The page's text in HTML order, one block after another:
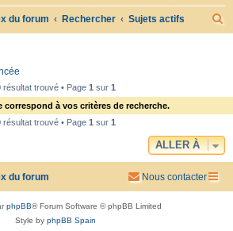
du forum Rechercher Sujets actifs
h
résultat trouvé • Page 1sur 1
correspond à vos critères de recherche.
résultat trouvé • Page 1sur 1
ALLER À
du forum Nous contacter
phpBB® Forum Software © phpBB Limited
Style by phpBB Spain